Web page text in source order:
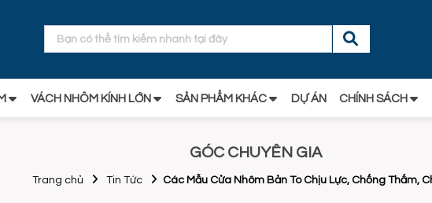
VÁCH NHÔM KÍNH LỚN SẢN PHẨM KHÁC DỰ ÁN CHÍNH SÁCH
GÓC CHUYÊN GIA
Trang chủ Tin Tức Các Mẫu Cửa Nhôm Bản To Chịu Lực, Chống Thấm,